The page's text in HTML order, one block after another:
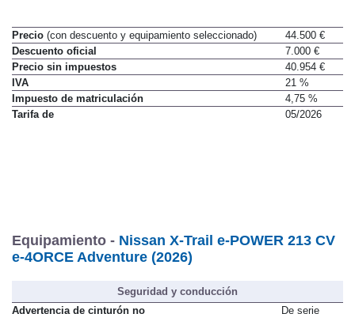
Precio(con descuento y equipamiento seleccionado)
44.500 €
Descuento oficial
7.000 €
Precio sin impuestos
40.954 €
IVA
21 %
Impuesto de matriculación
4,75 %
Equipamiento -Nissan X-Trail e-POWER 213 CV
e-4ORCE Adventure (2026)
Seguridad y conducción